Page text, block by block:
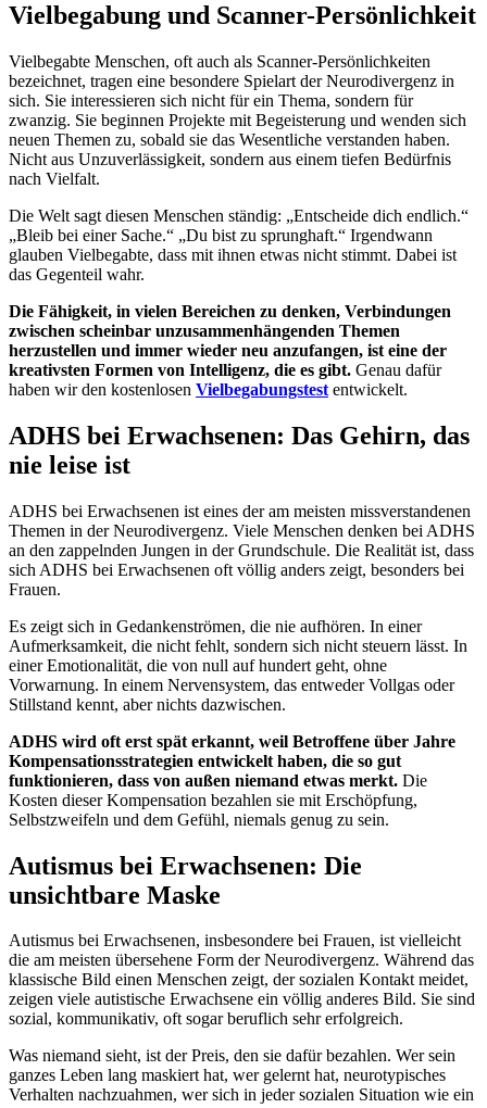
Vielbegabung und Scanner-Persönlichkeit
Vielbegabte Menschen, oft auch als Scanner-Persönlichkeiten
bezeichnet, tragen eine besondere Spielart der Neurodivergenz in
sich. Sie interessieren sich nicht für ein Thema, sondern für
zwanzig. Sie beginnen Projekte mit Begeisterung und wenden sich
neuen Themen zu, sobald sie das Wesentliche verstanden haben.
Nicht aus Unzuverlässigkeit, sondern aus einem tiefen Bedürfnis
nach Vielfalt.
Die Welt sagt diesen Menschen ständig: „Entscheide dich endlich.“
„Bleib bei einer Sache.“ „Du bist zu sprunghaft.“ Irgendwann
glauben Vielbegabte, dass mit ihnen etwas nicht stimmt. Dabei ist
das Gegenteil wahr.
Die Fähigkeit, in vielen Bereichen zu denken, Verbindungen
zwischen scheinbar unzusammenhängenden Themen
herzustellen und immer wieder neu anzufangen, ist eine der
kreativsten Formen von Intelligenz, die es gibt. Genau dafür
haben wir den kostenlosen Vielbegabungstest entwickelt.
ADHS bei Erwachsenen: Das Gehirn, das
nie leise ist
ADHS bei Erwachsenen ist eines der am meisten missverstandenen
Themen in der Neurodivergenz. Viele Menschen denken bei ADHS
an den zappelnden Jungen in der Grundschule. Die Realität ist, dass
sich ADHS bei Erwachsenen oft völlig anders zeigt, besonders bei
Frauen.
Es zeigt sich in Gedankenströmen, die nie aufhören. In einer
Aufmerksamkeit, die nicht fehlt, sondern sich nicht steuern lässt. In
einer Emotionalität, die von null auf hundert geht, ohne
Vorwarnung. In einem Nervensystem, das entweder Vollgas oder
Stillstand kennt, aber nichts dazwischen.
ADHS wird oft erst spät erkannt, weil Betroffene über Jahre
Kompensationsstrategien entwickelt haben, die so gut
funktionieren, dass von außen niemand etwas merkt. Die
Kosten dieser Kompensation bezahlen sie mit Erschöpfung,
Selbstzweifeln und dem Gefühl, niemals genug zu sein.
Autismus bei Erwachsenen: Die
unsichtbare Maske
Autismus bei Erwachsenen, insbesondere bei Frauen, ist vielleicht
die am meisten übersehene Form der Neurodivergenz. Während das
klassische Bild einen Menschen zeigt, der sozialen Kontakt meidet,
zeigen viele autistische Erwachsene ein völlig anderes Bild. Sie sind
sozial, kommunikativ, oft sogar beruflich sehr erfolgreich.
Was niemand sieht, ist der Preis, den sie dafür bezahlen. Wer sein
ganzes Leben lang maskiert hat, wer gelernt hat, neurotypisches
Verhalten nachzuahmen, wer sich in jeder sozialen Situation wie ein